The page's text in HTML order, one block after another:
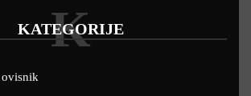
KATEGORIJE
K